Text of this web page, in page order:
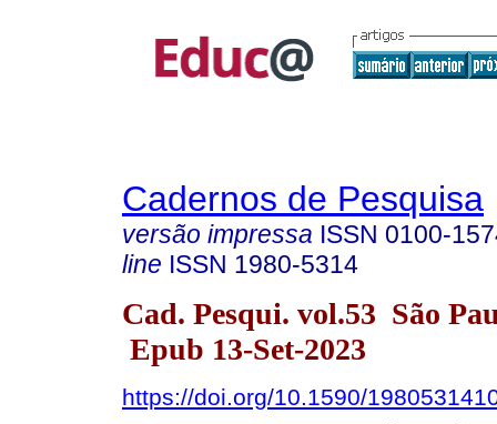
Cadernos de Pesquisa
versão impressa ISSN 0100-
line ISSN 1980-5314
Cad. Pesqui. vol.53 São
Epub 13-Set-2023
https://doi.org/10.1590/